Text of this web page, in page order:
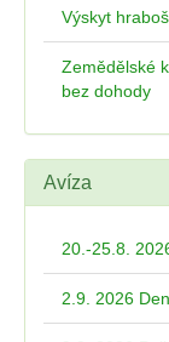
Výskyt
Zemědělské
bez dohody
Avíza
20.-25.8.
2.9. 2026